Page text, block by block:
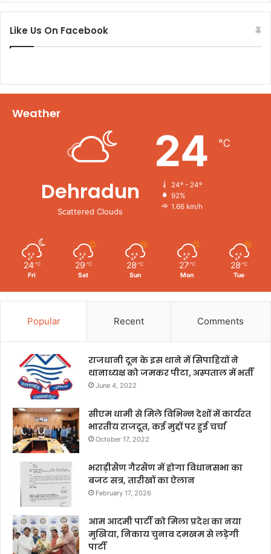
Like Us On Facebook
Weather
Dehradun
Scattered Clouds
24 ℃
24º - 24º
92%
1.66 km/h
24 ℃
Fri
29 ℃
Sat
28 ℃
Sun
27 ℃
Mon
28 ℃
Tue
Popular Recent Comments
राजधानी दून के इस थाने में सिपाहियों ने
थानाध्यक्ष को जमकर पीटा, अस्पताल में भर्ती
June 4, 2022
सीएम धामी से मिले विभिन्न देशों में कार्यरत
भारतीय राजदूत, कई मुद्दों पर हुई चर्चा
October 17, 2022
भराड़ीसैंण गैरसैंण में होगा विधानसभा का
बजट सत्र, तारीखों का ऐलान
February 17, 2026
आम आदमी पार्टी को मिला प्रदेश का नया
मुखिया, निकाय चुनाव दमखम से लड़ेगी
पार्टी